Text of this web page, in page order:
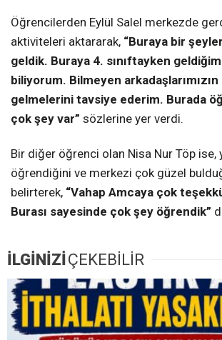
Öğrencilerden Eylül Salel merkezde
aktiviteleri aktararak, “Buraya bir
geldik. Buraya 4. sınıftayken
biliyorum. Bilmeyen
gelmelerini tavsiye ederim. Burada
çok şey var” sözlerine yer verdi.
Bir diğer öğrenci olan Nisa Nur Töp ise,
öğrendiğini ve merkezi çok güzel
belirterek, “Vahap Amcaya çok
Burası sayesinde çok şey öğrendik”
İLGİNİZİÇEKEBİLİR